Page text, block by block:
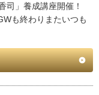
司」養成講座開催！
も終わりまたいつも